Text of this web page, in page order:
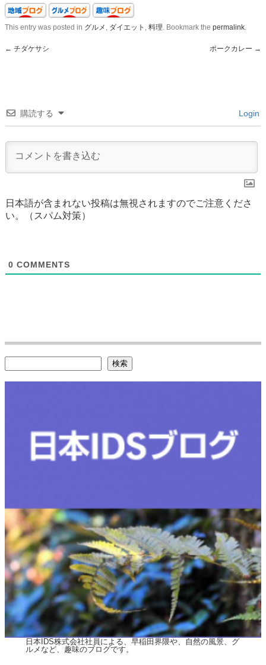
This entry was posted in グルメ , ダイエット , 料理. Bookmark the permalink.
← チダケサシ ポークカレー →
購読する Login
日本語が含まれない投稿は無視されますのでご注意くださ
い。（スパム対策）
0 COMMENTS
検索
日本IDS株式会社社員による、早稲田界隈や、自然の風景、グ
ルメなど、趣味のブログです。